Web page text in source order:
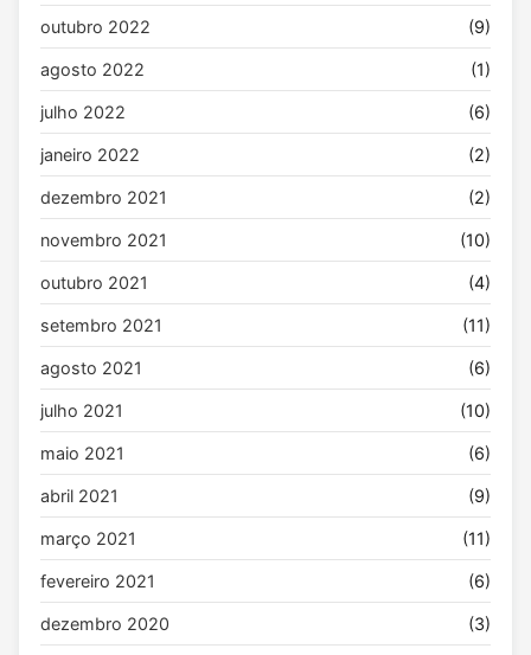
outubro 2022 (9)
agosto 2022 (1)
julho 2022 (6)
janeiro 2022 (2)
dezembro 2021 (2)
novembro 2021 (10)
outubro 2021 (4)
setembro 2021 (11)
agosto 2021 (6)
julho 2021 (10)
maio 2021 (6)
abril 2021 (9)
março 2021 (11)
fevereiro 2021 (6)
dezembro 2020 (3)